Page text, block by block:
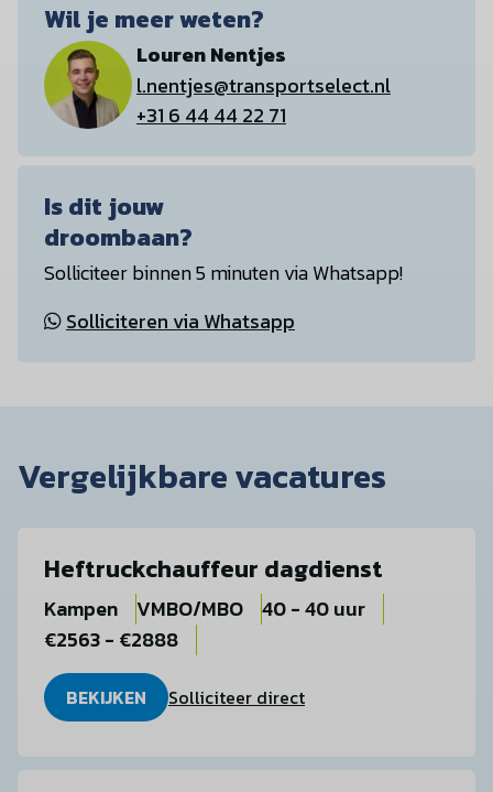
Wil je meer weten?
Louren Nentjes
l.nentjes@transportselect.nl
+31 6 44 44 22 71
Is dit jouw
droombaan?
Solliciteer binnen 5 minuten via Whatsapp!
Solliciteren via Whatsapp
Vergelijkbare vacatures
Heftruckchauffeur dagdienst
Kampen VMBO/MBO
40 - 40 uur
€2563 - €2888
BEKIJKEN Solliciteer direct